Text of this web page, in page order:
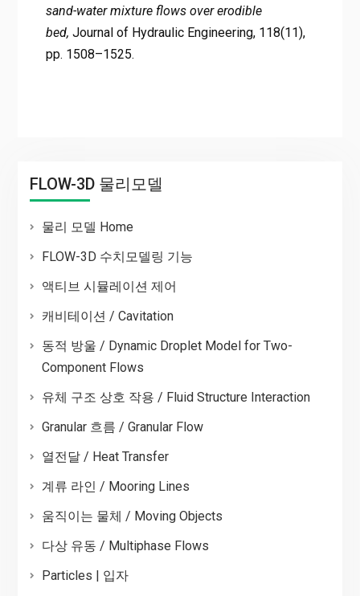
sand-water mixture flows over erodible
bed, Journal of Hydraulic Engineering, 118(11),
pp. 1508–1525.
FLOW-3D 물리모델
물리 모델 Home
FLOW-3D 수치모델링 기능
액티브 시뮬레이션 제어
캐비테이션 / Cavitation
동적 방울 / Dynamic Droplet Model for Two-
Component Flows
유체 구조 상호 작용 / Fluid Structure Interaction
Granular 흐름 / Granular Flow
열전달 / Heat Transfer
계류 라인 / Mooring Lines
움직이는 물체 / Moving Objects
다상 유동 / Multiphase Flows
Particles | 입자